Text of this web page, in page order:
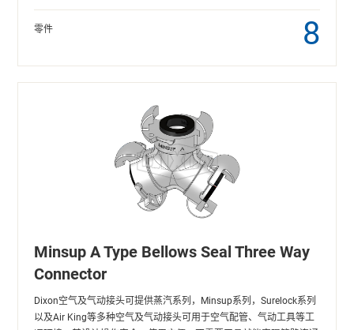
零件 8
Minsup A Type Bellows Seal Three Way
Connector
Dixon空气及气动接头可提供蒸汽系列，Minsup系列，Surelock系列
以及Air King等多种空气及气动接头可用于空气配管、气动工具等工